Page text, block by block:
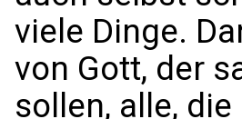
viele Dinge.
von Gott, der
sollen, alle,